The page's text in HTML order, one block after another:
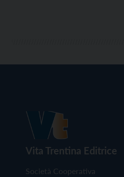
Vita Trentina Editrice
Società Cooperativa